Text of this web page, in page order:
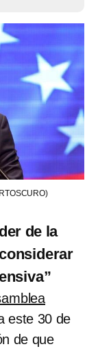
de la
este 30 de
de que